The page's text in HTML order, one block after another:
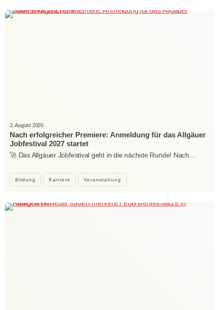
Bildung Karriere Veranstaltung
2. August 2026
Nach erfolgreicher Premiere: Anmeldung für das Allgäuer
Jobfestival 2027 startet
🚀 Das Allgäuer Jobfestival geht in die nächste Runde! Nach…